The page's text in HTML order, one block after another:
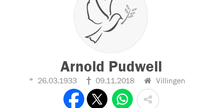
Arnold Pudwell
26.03.1933 09.11.2018 Villingen